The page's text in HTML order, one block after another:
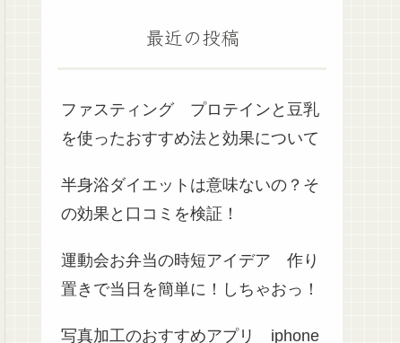
最近の投稿
ファスティング プロテインと豆乳
を使ったおすすめ法と効果について
半身浴ダイエットは意味ないの？そ
の効果と口コミを検証！
運動会お弁当の時短アイデア 作り
置きで当日を簡単に！しちゃおっ！
写真加工のおすすめアプリ iphone